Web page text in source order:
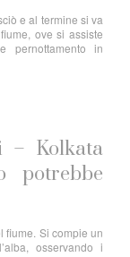
e al termine si va
ove si assiste
pernottamento in
– Kolkata
potrebbe
fiume. Si compie un
osservando i